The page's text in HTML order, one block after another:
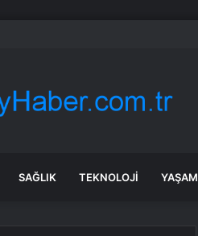
araçları geliştirdi
SAĞLIK TEKNOLOJI YAŞAM